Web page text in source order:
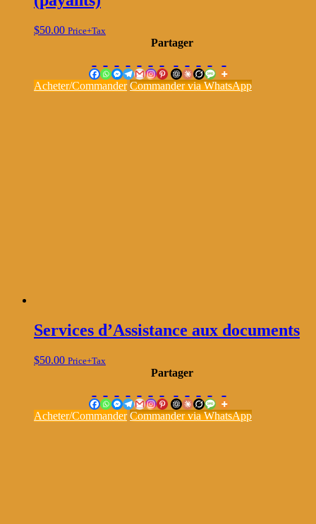
$50.00 Price+Tax
Partager
Acheter/Commander Commander via WhatsApp
Services d’Assistance aux documents
$50.00 Price+Tax
Partager
Acheter/Commander Commander via WhatsApp